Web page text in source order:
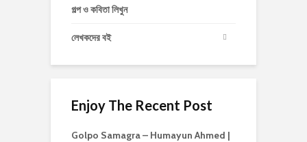
গল্প ও কবিতা লিখুন
লেখকদের বই
Enjoy The Recent Post
Golpo Samagra – Humayun Ahmed |